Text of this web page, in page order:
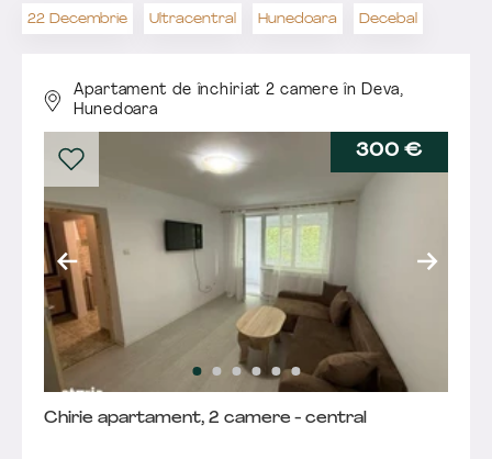
22 Decembrie Ultracentral Hunedoara Decebal
Apartament de închiriat 2 camere în Deva,
Hunedoara
300 €
Chirie apartament, 2 camere - central